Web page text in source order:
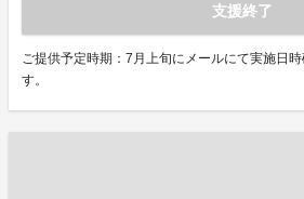
支援終了
ご提供予定時期：7月上旬にメールにて実施日
す。